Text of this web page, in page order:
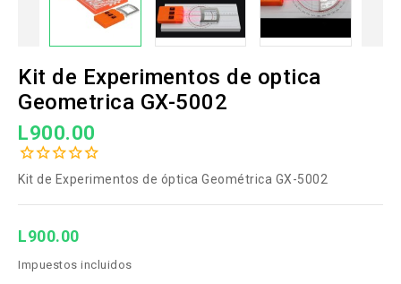
Kit de Experimentos de optica
Geometrica GX-5002
L900.00
Kit de Experimentos de óptica Geométrica GX-5002
L900.00
Impuestos incluidos